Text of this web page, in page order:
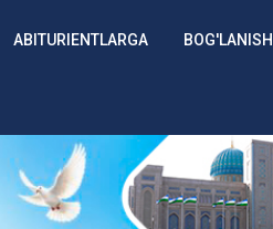
ABITURIENTLARGA BOG'LANISH